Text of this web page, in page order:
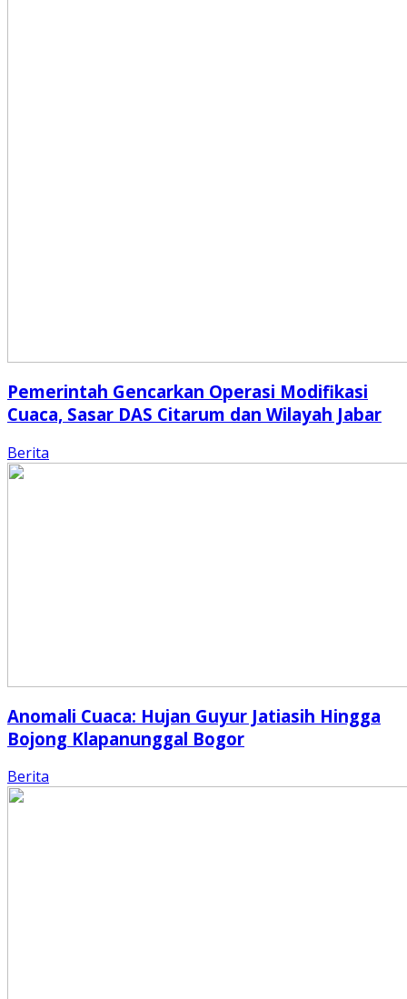
Pemerintah Gencarkan Operasi Modifikasi
Cuaca, Sasar DAS Citarum dan Wilayah Jabar
Berita
Anomali Cuaca: Hujan Guyur Jatiasih Hingga
Bojong Klapanunggal Bogor
Berita